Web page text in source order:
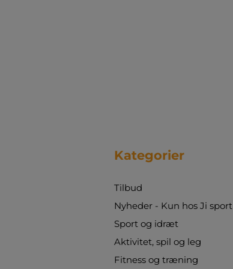
Kategorier
Tilbud
Nyheder - Kun hos Ji sport
Sport og idræt
Aktivitet, spil og leg
Fitness og træning